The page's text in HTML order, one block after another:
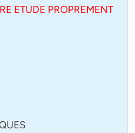
ETUDE PROPREMENT